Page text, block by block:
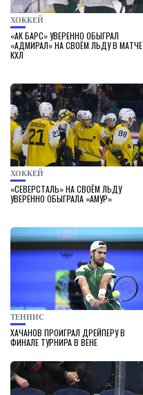
ХОККЕЙ
«АК БАРС» УВЕРЕННО ОБЫГРАЛ
«АДМИРАЛ» НА СВОЁМ ЛЬДУ В МАТЧЕ
КХЛ
ХОККЕЙ
«СЕВЕРСТАЛЬ» НА СВОЁМ ЛЬДУ
УВЕРЕННО ОБЫГРАЛА «АМУР»
ТЕННИС
ХАЧАНОВ ПРОИГРАЛ ДРЕЙПЕРУ В
ФИНАЛЕ ТУРНИРА В ВЕНЕ